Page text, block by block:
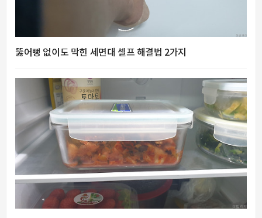
뚫어뻥 없이도 막힌 세면대 셀프 해결법 2가지